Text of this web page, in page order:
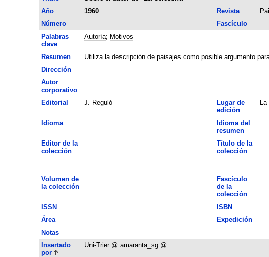
Año
1960 Revista
Número
Fascículo
Palabras
clave
Autoría; Motivos
Resumen
Utiliza la descripción de paisajes como posible argumento
Dirección
Autor
corporativo
Editorial J. Reguló
Lugar de
edición
Idioma
Idioma del
resumen
Editor de la
colección
Título de la
colección
Volumen de
la colección
Fascículo
de la
colección
ISSN ISBN
Área
Expedición
Notas
Insertado
por
Uni-Trier @ amaranta_sg @